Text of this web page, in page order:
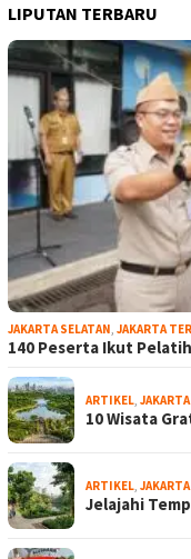
LIPUTAN TERBARU
JAKARTA SELATAN, JAKARTA
140 Peserta Ikut
ARTIKEL,
10 Wisata
ARTIKEL,
Jelajahi